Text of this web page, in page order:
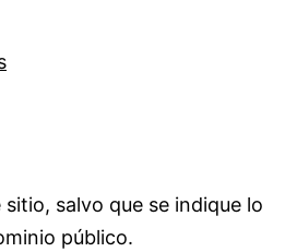
salvo que se indique lo
público.